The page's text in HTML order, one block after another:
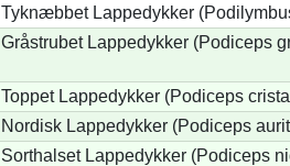
Tyknæbbet Lappedykker
Gråstrubet Lappedykker (Podiceps
Toppet Lappedykker (Podiceps
Nordisk Lappedykker (Podiceps
Sorthalset Lappedykker (Podiceps